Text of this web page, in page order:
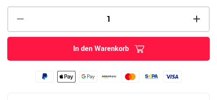
In den Warenkorb